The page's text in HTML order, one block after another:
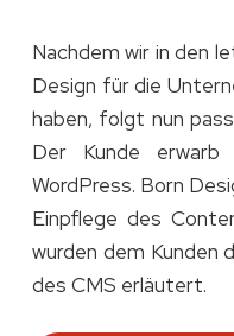
Nachdem wir in den
Design für die
haben, folgt nun
Der Kunde
WordPress. Born
Einpflege des
wurden dem Kunden
des CMS erläutert.